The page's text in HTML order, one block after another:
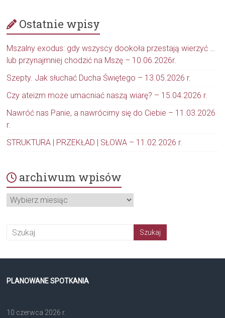
Ostatnie wpisy
Mszalny exodus: gdy wszyscy dookoła przestają wierzyć …
lub przynajmniej chodzić na Mszę – 10.06.2026r.
Szepty. Jak słuchać Ducha Świętego – 13.05.2026 r.
Czy ateizm może umacniać naszą wiarę? – 15.04.2026 r.
Nawróć nas Panie, a nawrócimy się do Ciebie – 11.03.2026
r.
STRUKTURA | PRZEKŁAD | SŁOWA – 11.02.2026 r.
archiwum wpisów
archiwum
wpisów
PLANOWANE SPOTKANIA
10 czerwca 2026 r.